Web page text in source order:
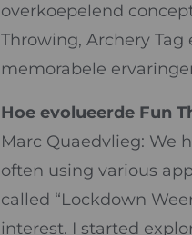
overkoepelend
Throwing, Archery
memorabele
Hoe evolueerde Fun
Marc Quaedvlieg: We
often using various
called “Lockdown
interest. I started